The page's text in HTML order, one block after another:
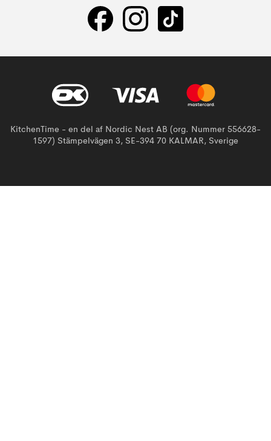
KitchenTime - en del af Nordic Nest AB (org. Nummer 556628-
1597) Stämpelvägen 3, SE-394 70 KALMAR, Sverige